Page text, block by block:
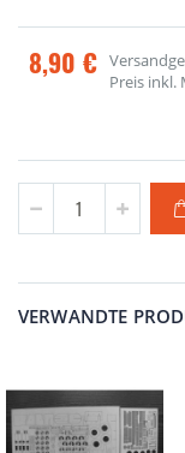
8,90 €
Preis inkl.
VERWANDTE